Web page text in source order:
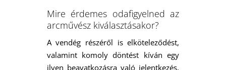
Mire érdemes odafigyelned az
arcművész kiválasztásakor?
A vendég részéről is elköteleződést,
valamint komoly döntést kíván egy
ilyen beavatkozásra való jelentkezés,